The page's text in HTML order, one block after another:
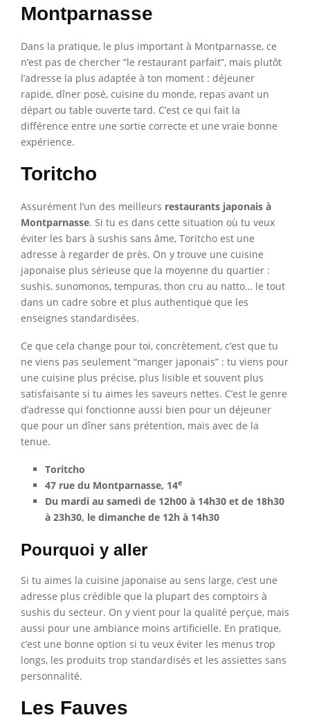
Montparnasse
Dans la pratique, le plus important à Montparnasse, ce
n’est pas de chercher “le restaurant parfait”, mais plutôt
l’adresse la plus adaptée à ton moment : déjeuner
rapide, dîner posé, cuisine du monde, repas avant un
départ ou table ouverte tard. C’est ce qui fait la
différence entre une sortie correcte et une vraie bonne
expérience.
Toritcho
Assurément l’un des meilleurs restaurants japonais à
Montparnasse. Si tu es dans cette situation où tu veux
éviter les bars à sushis sans âme, Toritcho est une
adresse à regarder de près. On y trouve une cuisine
japonaise plus sérieuse que la moyenne du quartier :
sushis, sunomonos, tempuras, thon cru au natto… le tout
dans un cadre sobre et plus authentique que les
enseignes standardisées.
Ce que cela change pour toi, concrètement, c’est que tu
ne viens pas seulement “manger japonais” : tu viens pour
une cuisine plus précise, plus lisible et souvent plus
satisfaisante si tu aimes les saveurs nettes. C’est le genre
d’adresse qui fonctionne aussi bien pour un déjeuner
que pour un dîner sans prétention, mais avec de la
tenue.
Toritcho
47 rue du Montparnasse, 14e
Du mardi au samedi de 12h00 à 14h30 et de 18h30
à 23h30, le dimanche de 12h à 14h30
Pourquoi y aller
Si tu aimes la cuisine japonaise au sens large, c’est une
adresse plus crédible que la plupart des comptoirs à
sushis du secteur. On y vient pour la qualité perçue, mais
aussi pour une ambiance moins artificielle. En pratique,
c’est une bonne option si tu veux éviter les menus trop
longs, les produits trop standardisés et les assiettes sans
personnalité.
Les Fauves